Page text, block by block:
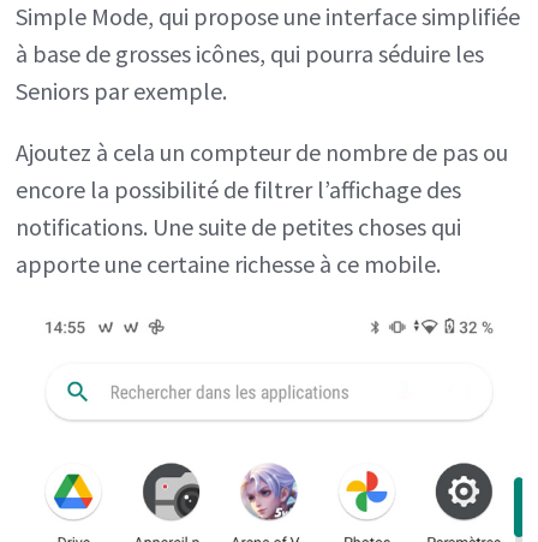
Simple Mode, qui propose une interface simplifiée
à base de grosses icônes, qui pourra séduire les
Seniors par exemple.
Ajoutez à cela un compteur de nombre de pas ou
encore la possibilité de filtrer l’affichage des
notifications. Une suite de petites choses qui
apporte une certaine richesse à ce mobile.